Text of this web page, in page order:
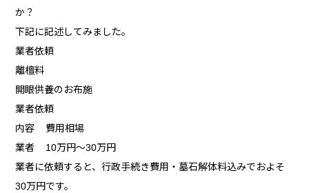
か？
下記に記述してみました。
業者依頼
離檀料
開眼供養のお布施
業者依頼
内容 費用相場
業者 10万円〜30万円
業者に依頼すると、行政手続き費用・墓石解体料込みでおよそ
30万円です。